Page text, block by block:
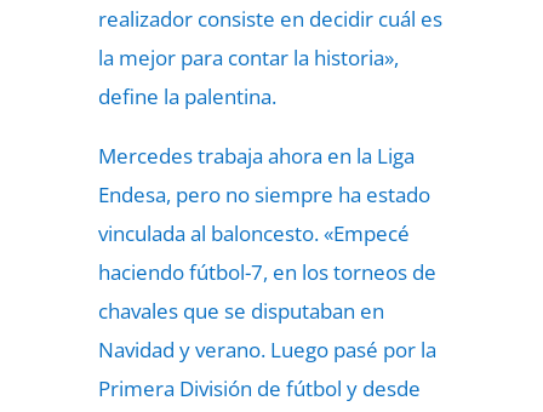
realizador consiste en decidir cuál es
la mejor para contar la historia»,
define la palentina.
Mercedes trabaja ahora en la Liga
Endesa, pero no siempre ha estado
vinculada al baloncesto. «Empecé
haciendo fútbol-7, en los torneos de
chavales que se disputaban en
Navidad y verano. Luego pasé por la
Primera División de fútbol y desde